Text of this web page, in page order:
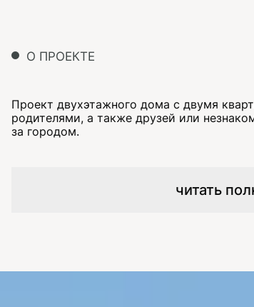
О ПРОЕКТЕ
Проект двухэтажного дома с двумя
родителями, а также друзей или
за городом.
читать